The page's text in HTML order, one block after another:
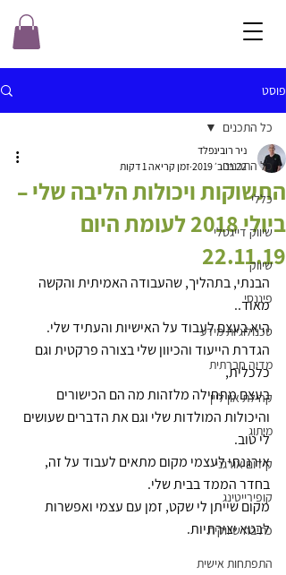
פוסט
כל התכנים
כללי
שיווק דייגטלי
שיווק
פיננסי
טכנולוגיות מידע
מדיה חברתית
קהילת און ליין
מיתוג
קידום אורגני
קופירייטינג
כתיבה שיווקית
התפתחות אישית
כל התכנים
התשוקות ויכולות הליבה שלי –
ביולי 2018 לעומת היום
22.11.19
ניר רובינפלד
22 בנוב׳ 2019
זמן קריאה 1 דקות
הבנתי, בתהליך, שהעבודה האמיתית והקשה
מאוד..
היא בעצם לעבוד על האישיות והעתיד שלי.
הגדרת הייעוד והכיוון שלי בצורה פרקטית וגם
כלכלית,
בעצם מתחילה מלזהות מה הם הכישורים
והיכולות המולדות שלי וגם את הדברים שעושים
לי טוב.
אירגנתי לעצמי מקום מתאים לעבוד על זה,
בחדר הממד בבית שלי.
מקום שייתן לי שקט, זמן עם עצמי ואפשרות
לבטא יצירתיות.